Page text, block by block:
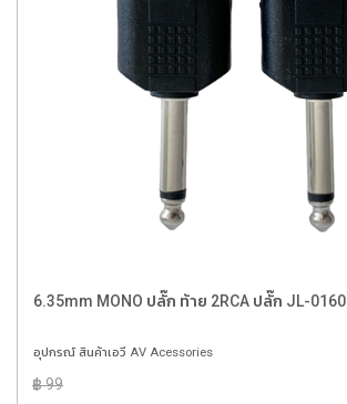
6.35mm MONO ปลั๊ก ท้าย 2RCA ปลั๊ก JL-0160
อุปกรณ์ สินค้าเอวี AV Acessories
฿ 99